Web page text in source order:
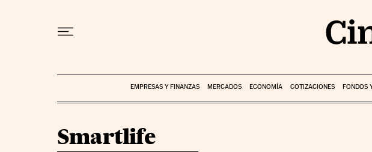
EMPRESAS Y FINANZAS MERCADOS ECONOMÍA COTIZACIONES FONDOS
Smartlife